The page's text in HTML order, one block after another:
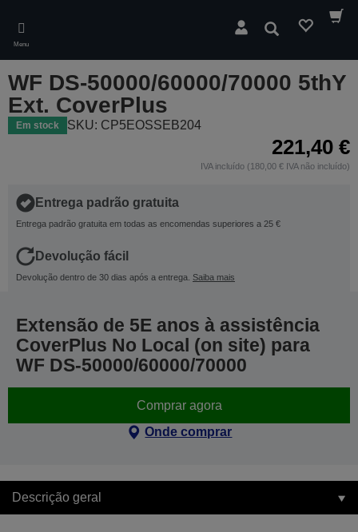
main
content
Menu
Pesquisar
WF DS-50000/60000/70000 5thY
Ext. CoverPlus
Em stock SKU: CP5EOSSEB204
221,40 €
IVA incluído (180,00 € IVA não incluído)
Entrega padrão gratuita
Entrega padrão gratuita em todas as encomendas superiores a 25 €
Devolução fácil
Devolução dentro de 30 dias após a entrega. Saiba mais
Extensão de 5E anos à assistência
CoverPlus No Local (on site) para
WF DS-50000/60000/70000
Comprar agora
Onde comprar
Descrição geral